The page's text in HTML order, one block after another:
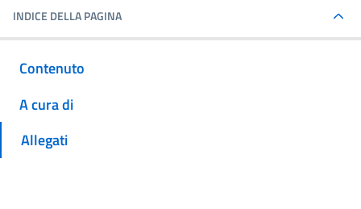
INDICE DELLA PAGINA
Contenuto
A cura di
Allegati